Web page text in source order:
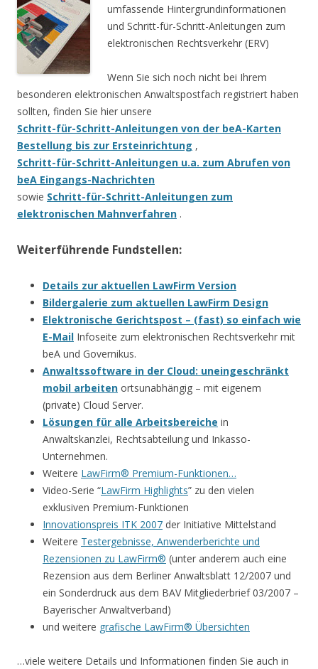
umfassende Hintergrundinformationen
und Schritt-für-Schritt-Anleitungen zum
elektronischen Rechtsverkehr (ERV)
Wenn Sie sich noch nicht bei Ihrem
besonderen elektronischen Anwaltspostfach registriert haben
sollten, finden Sie hier unsere
Schritt-für-Schritt-Anleitungen von der beA-Karten
Bestellung bis zur Ersteinrichtung ,
Schritt-für-Schritt-Anleitungen u.a. zum Abrufen von
beA Eingangs-Nachrichten
sowie Schritt-für-Schritt-Anleitungen zum
elektronischen Mahnverfahren .
Weiterführende Fundstellen:
Details zur aktuellen LawFirm Version
Bildergalerie zum aktuellen LawFirm Design
Elektronische Gerichtspost – (fast) so einfach wie
E-Mail Infoseite zum elektronischen Rechtsverkehr mit
beA und Governikus.
Anwaltssoftware in der Cloud: uneingeschränkt
mobil arbeiten ortsunabhängig – mit eigenem
(private) Cloud Server.
Lösungen für alle Arbeitsbereiche in
Anwaltskanzlei, Rechtsabteilung und Inkasso-
Unternehmen.
Weitere LawFirm® Premium-Funktionen…
Video-Serie “LawFirm Highlights” zu den vielen
exklusiven Premium-Funktionen
Innovationspreis ITK 2007 der Initiative Mittelstand
Weitere Testergebnisse, Anwenderberichte und
Rezensionen zu LawFirm® (unter anderem auch eine
Rezension aus dem Berliner Anwaltsblatt 12/2007 und
ein Sonderdruck aus dem BAV Mitgliederbrief 03/2007 –
Bayerischer Anwaltverband)
und weitere grafische LawFirm® Übersichten
…viele weitere Details und Informationen finden Sie auch in